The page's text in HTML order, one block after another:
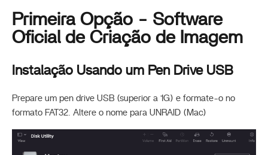
Primeira Opção - Software
Oficial de Criação de Imagem
Instalação Usando um Pen Drive USB
Prepare um pen drive USB (superior a 1G) e formate-o no
formato FAT32. Altere o nome para UNRAID (Mac)